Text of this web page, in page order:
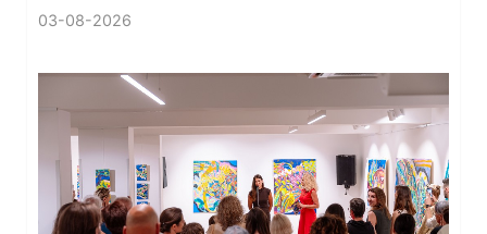
03-08-2026